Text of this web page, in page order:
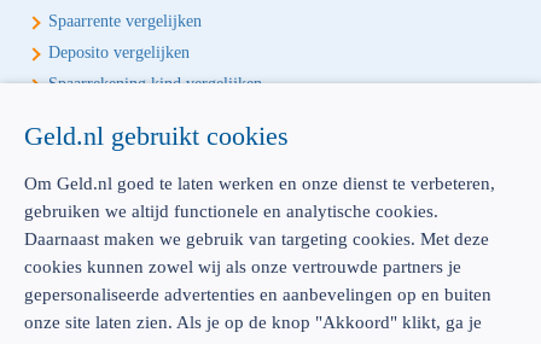
Spaarrente vergelijken
Deposito vergelijken
Spaarrekening kind vergelijken
Écht onafhankelijk vergelijken
Geld.nl is de écht onafhankelijke vergelijker voor je verzekeringen en
bankproducten. Vergelijk, kies het beste product voor jou en betaal
geen euro te veel!
Geld.nl gebruikt cookies
Om Geld.nl goed te laten werken en onze dienst te verbeteren,
gebruiken we altijd functionele en analytische cookies.
Daarnaast maken we gebruik van targeting cookies. Met deze
cookies kunnen zowel wij als onze vertrouwde partners je
gepersonaliseerde advertenties en aanbevelingen op en buiten
onze site laten zien. Als je op de knop "Akkoord" klikt, ga je